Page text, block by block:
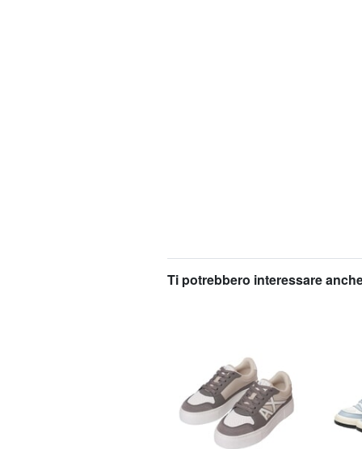
Ti potrebbero interessare